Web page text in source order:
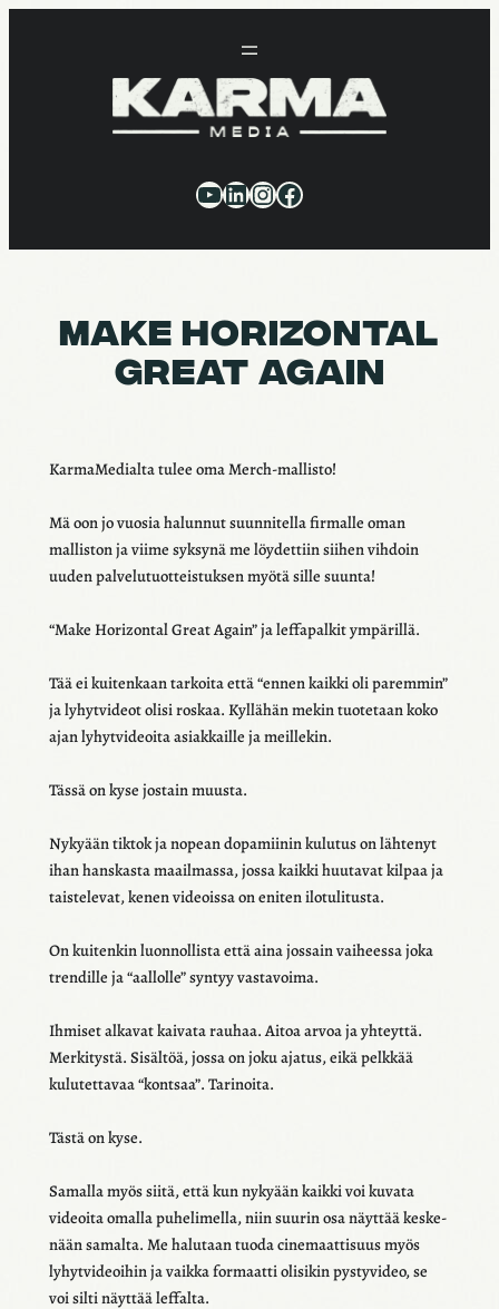
YouTube
LinkedIn
Instagram
Facebook
MAKE HORIZON­TAL
GREAT AGAIN
Karma­Me­dialta tulee oma Merch-mallisto!
Mä oon jo vuosia halun­nut suun­ni­tella firmalle oman
mallis­ton ja viime syksynä me löydet­tiin siihen vihdoin
uuden palve­lu­tuot­teis­tuk­sen myötä sille suunta!
“Make Horizon­tal Great Again” ja leffa­pal­kit ympä­rillä.
Tää ei kuiten­kaan tarkoita että “ennen kaikki oli parem­min”
ja lyhyt­vi­deot olisi roskaa. Kyllä­hän mekin tuote­taan koko
ajan lyhyt­vi­deoita asiak­kaille ja meil­le­kin.
Tässä on kyse jostain muusta.
Nyky­ään tiktok ja nopean dopa­mii­nin kulu­tus on lähte­nyt
ihan hans­kasta maail­massa, jossa kaikki huuta­vat kilpaa ja
tais­te­le­vat, kenen videoissa on eniten ilotu­li­tusta.
On kuiten­kin luon­nol­lista että aina jossain vaiheessa joka
tren­dille ja “aallolle” syntyy vasta­voima.
Ihmi­set alka­vat kaivata rauhaa. Aitoa arvoa ja yhteyttä.
Merki­tystä. Sisäl­töä, jossa on joku ajatus, eikä pelk­kää
kulu­tet­ta­vaa “kont­saa”. Tari­noita.
Tästä on kyse.
Samalla myös siitä, että kun nyky­ään kaikki voi kuvata
videoita omalla puhe­li­mella, niin suurin osa näyt­tää keske­
nään samalta. Me halu­taan tuoda cine­maat­ti­suus myös
lyhyt­vi­deoi­hin ja vaikka formaatti olisi­kin pysty­vi­deo, se
voi silti näyt­tää leffalta.